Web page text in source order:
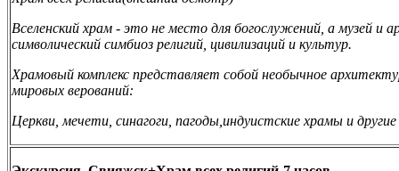
Вселенский храм - это не место для богослужений, а музей и
символический симбиоз религий, цивилизаций и культур.
Храмовый комплекс представляет собой необычное
мировых верований:
Церкви мечети синагоги пагоды индуистские храмы и другие